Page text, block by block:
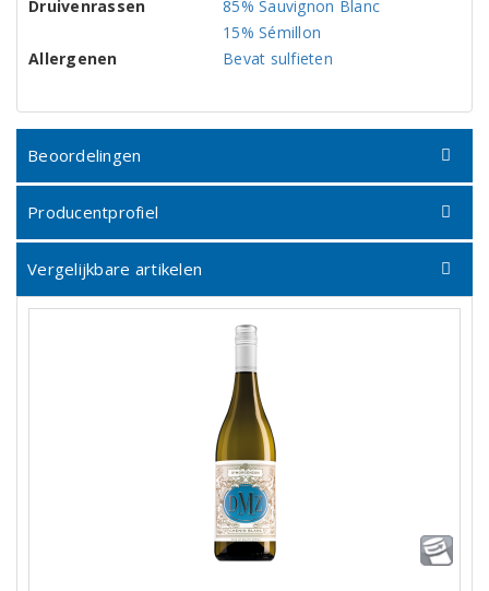
Druivenrassen
85% Sauvignon Blanc
15% Sémillon
Allergenen
Bevat sulfieten
Beoordelingen
Producentprofiel
Vergelijkbare artikelen